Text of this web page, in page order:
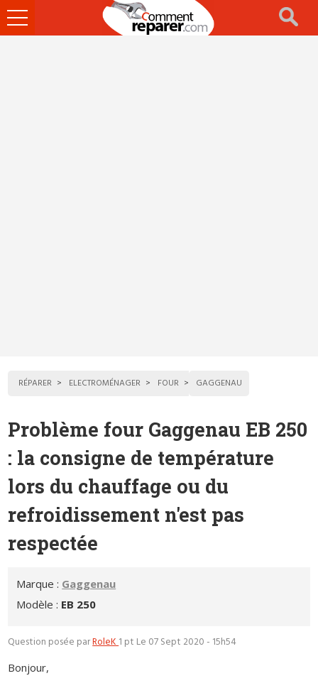
Ouvrir
le
RÉPARER ELECTROMÉNAGER FOUR GAGGENAU
Problème four Gaggenau EB 250
: la consigne de température
lors du chauffage ou du
refroidissement n'est pas
respectée
Marque : Gaggenau
Modèle : EB 250
Question posée parRoleK1 pt Le 07 Sept 2020 - 15h54
Bonjour,